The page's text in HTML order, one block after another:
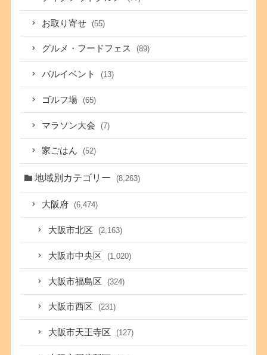
お取り寄せ (55)
グルメ・フードフェス (89)
バルイベント (13)
ゴルフ場 (65)
マラソン大会 (7)
家ごはん (52)
地域別カテゴリー (8,263)
大阪府 (6,474)
大阪市北区 (2,163)
大阪市中央区 (1,020)
大阪市福島区 (324)
大阪市西区 (231)
大阪市天王寺区 (127)